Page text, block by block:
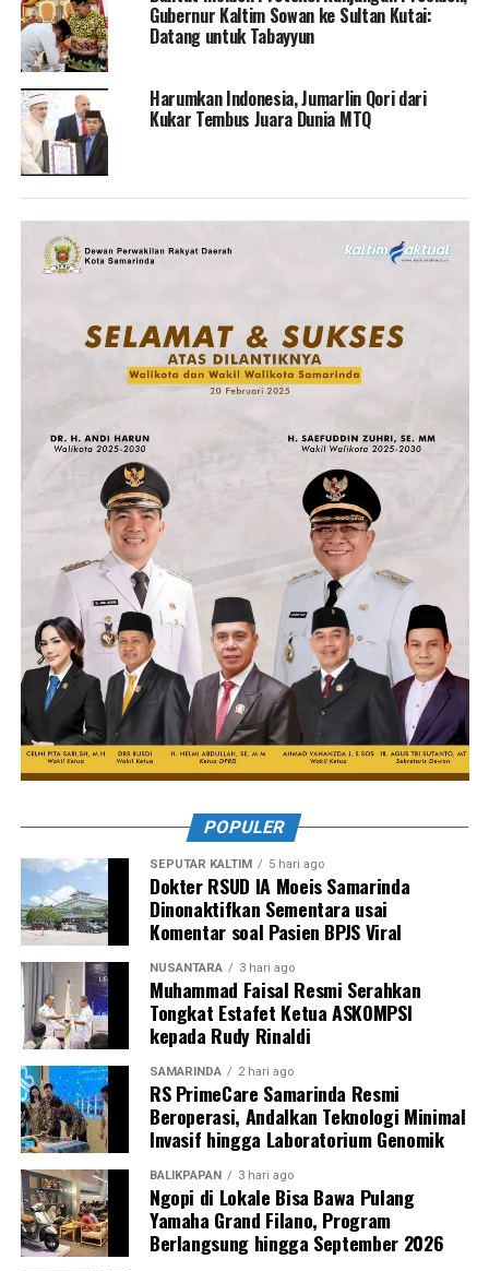
Gubernur Kaltim Sowan ke Sultan Kutai:
Datang untuk Tabayyun
Harumkan Indonesia, Jumarlin Qori dari
Kukar Tembus Juara Dunia MTQ
POPULER
SEPUTAR KALTIM 5 hari ago
Dokter RSUD IA Moeis Samarinda
Dinonaktifkan Sementara usai
Komentar soal Pasien BPJS Viral
NUSANTARA 3 hari ago
Muhammad Faisal Resmi Serahkan
Tongkat Estafet Ketua ASKOMPSI
kepada Rudy Rinaldi
SAMARINDA 2 hari ago
RS PrimeCare Samarinda Resmi
Beroperasi, Andalkan Teknologi Minimal
Invasif hingga Laboratorium Genomik
BALIKPAPAN 3 hari ago
Ngopi di Lokale Bisa Bawa Pulang
Yamaha Grand Filano, Program
Berlangsung hingga September 2026